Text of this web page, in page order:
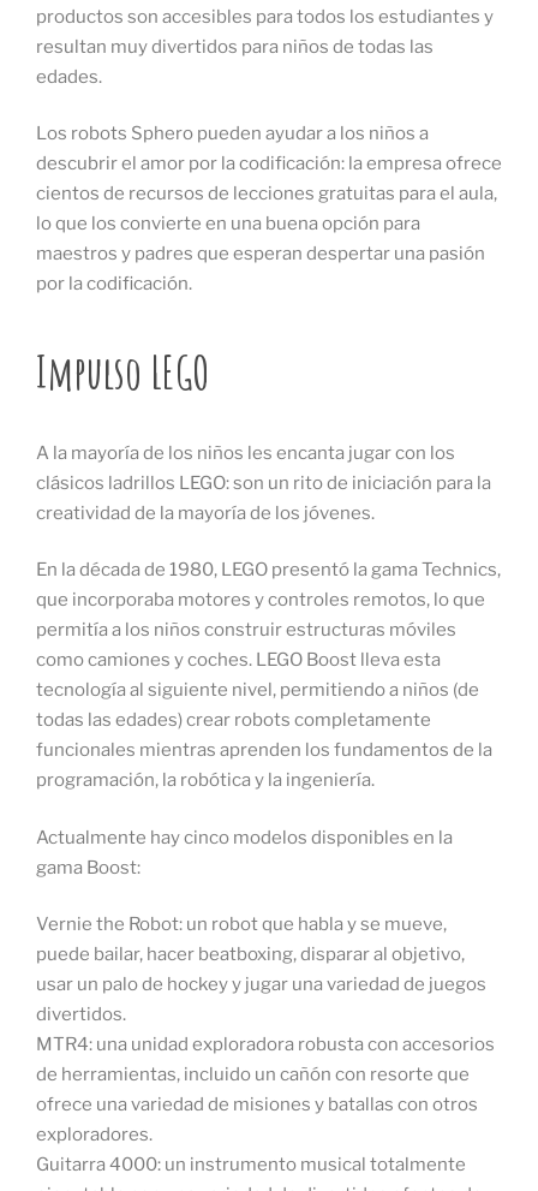
productos son accesibles para todos los estudiantes y
resultan muy divertidos para niños de todas las
edades.
Los robots Sphero pueden ayudar a los niños a
descubrir el amor por la codificación: la empresa ofrece
cientos de recursos de lecciones gratuitas para el aula,
lo que los convierte en una buena opción para
maestros y padres que esperan despertar una pasión
por la codificación.
Impulso LEGO
A la mayoría de los niños les encanta jugar con los
clásicos ladrillos LEGO: son un rito de iniciación para la
creatividad de la mayoría de los jóvenes.
En la década de 1980, LEGO presentó la gama Technics,
que incorporaba motores y controles remotos, lo que
permitía a los niños construir estructuras móviles
como camiones y coches. LEGO Boost lleva esta
tecnología al siguiente nivel, permitiendo a niños (de
todas las edades) crear robots completamente
funcionales mientras aprenden los fundamentos de la
programación, la robótica y la ingeniería.
Actualmente hay cinco modelos disponibles en la
gama Boost:
Vernie the Robot: un robot que habla y se mueve,
puede bailar, hacer beatboxing, disparar al objetivo,
usar un palo de hockey y jugar una variedad de juegos
divertidos.
MTR4: una unidad exploradora robusta con accesorios
de herramientas, incluido un cañón con resorte que
ofrece una variedad de misiones y batallas con otros
exploradores.
Guitarra 4000: un instrumento musical totalmente